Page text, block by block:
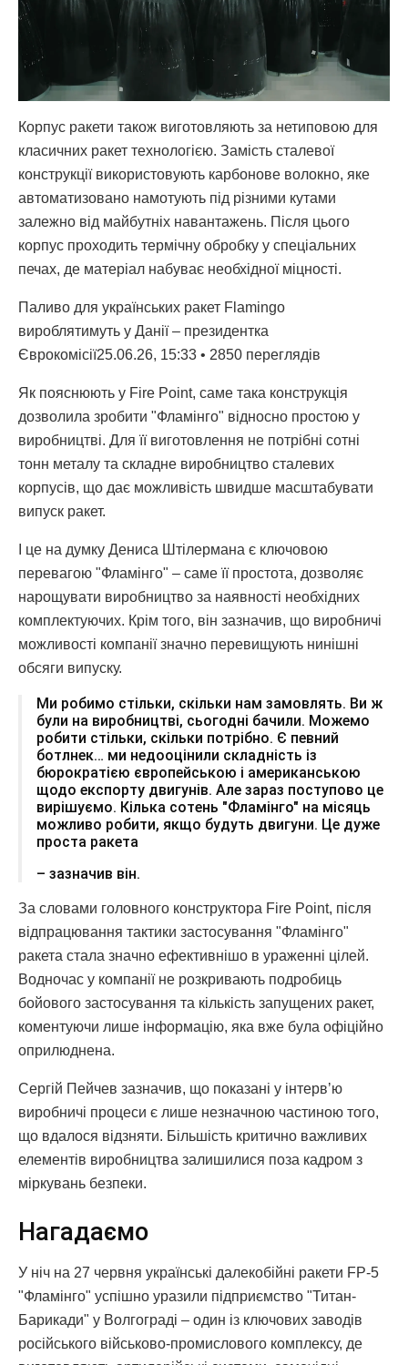
Корпус ракети також виготовляють за нетиповою для
класичних ракет технологією. Замість сталевої
конструкції використовують карбонове волокно, яке
автоматизовано намотують під різними кутами
залежно від майбутніх навантажень. Після цього
корпус проходить термічну обробку у спеціальних
печах, де матеріал набуває необхідної міцності.
Паливо для українських ракет Flamingo
вироблятимуть у Данії – президентка
Єврокомісії25.06.26, 15:33 • 2850 переглядiв
Як пояснюють у Fire Point, саме така конструкція
дозволила зробити "Фламінго" відносно простою у
виробництві. Для її виготовлення не потрібні сотні
тонн металу та складне виробництво сталевих
корпусів, що дає можливість швидше масштабувати
випуск ракет.
І це на думку Дениса Штілермана є ключовою
перевагою "Фламінго" – саме її простота, дозволяє
нарощувати виробництво за наявності необхідних
комплектуючих. Крім того, він зазначив, що виробничі
можливості компанії значно перевищують нинішні
обсяги випуску.
Ми робимо стільки, скільки нам замовлять. Ви ж
були на виробництві, сьогодні бачили. Можемо
робити стільки, скільки потрібно. Є певний
ботлнек… ми недооцінили складність із
бюрократією європейською і американською
щодо експорту двигунів. Але зараз поступово це
вирішуємо. Кілька сотень "Фламінго" на місяць
можливо робити, якщо будуть двигуни. Це дуже
проста ракета
– зазначив він.
За словами головного конструктора Fire Point, після
відпрацювання тактики застосування "Фламінго"
ракета стала значно ефективнішо в ураженні цілей.
Водночас у компанії не розкривають подробиць
бойового застосування та кількість запущених ракет,
коментуючи лише інформацію, яка вже була офіційно
оприлюднена.
Сергій Пейчев зазначив, що показані у інтервʼю
виробничі процеси є лише незначною частиною того,
що вдалося відзняти. Більшість критично важливих
елементів виробництва залишилися поза кадром з
міркувань безпеки.
Нагадаємо
У ніч на 27 червня українські далекобійні ракети FP-5
"Фламінго" успішно уразили підприємство "Титан-
Барикади" у Волгограді – один із ключових заводів
російського військово-промислового комплексу, де